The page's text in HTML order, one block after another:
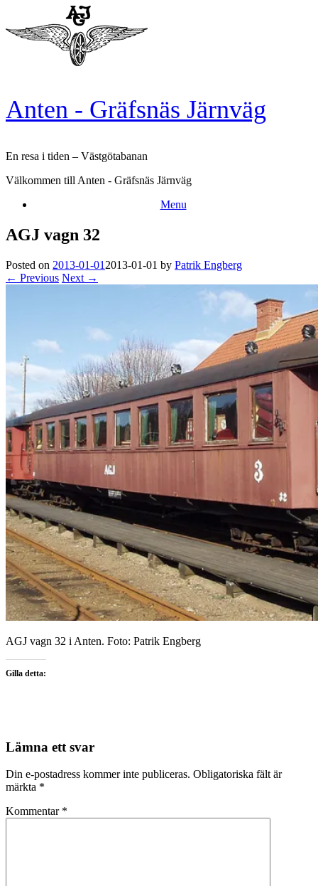
content
Anten - Gräfsnäs Järnväg
En resa i tiden – Västgötabanan
Välkommen till Anten - Gräfsnäs Järnväg
Menu
AGJ vagn 32
Posted on 2013-01-01 2013-01-01 by Patrik Engberg
← Previous Next →
AGJ vagn 32 i Anten. Foto: Patrik Engberg
Gilla detta:
Lämna ett svar
Din e-postadress kommer inte publiceras. Obligatoriska fält är
märkta *
Kommentar *